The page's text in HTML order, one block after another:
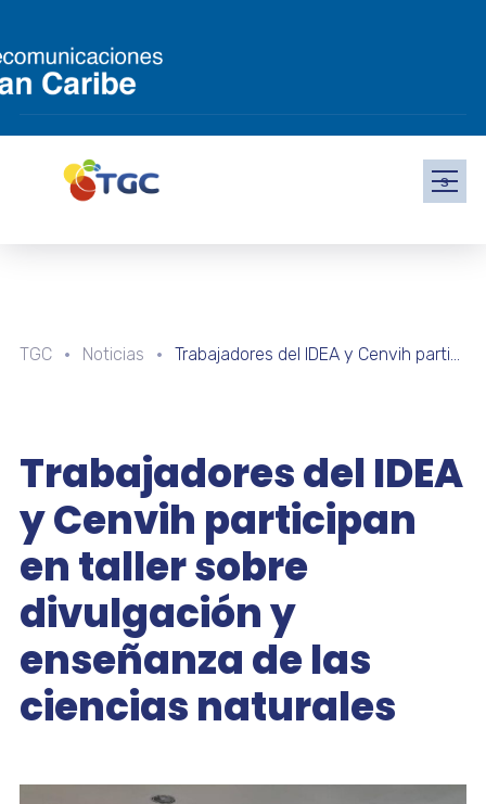
s
TGC Noticias Trabajadores del IDEA y Cenvih participan en taller sobre divulgación y enseñanza de las ciencias naturales
Trabajadores del IDEA
y Cenvih participan
en taller sobre
divulgación y
enseñanza de las
ciencias naturales